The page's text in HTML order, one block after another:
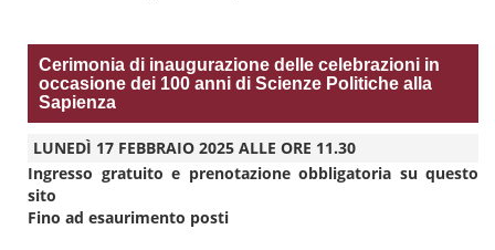
Cerimonia di inaugurazione delle celebrazioni in
occasione dei 100 anni di Scienze Politiche alla
Sapienza
LUNEDÌ 17 FEBBRAIO 2025 ALLE ORE 11.30
Ingresso gratuito e prenotazione obbligatoria su questo
sito
Fino ad esaurimento posti